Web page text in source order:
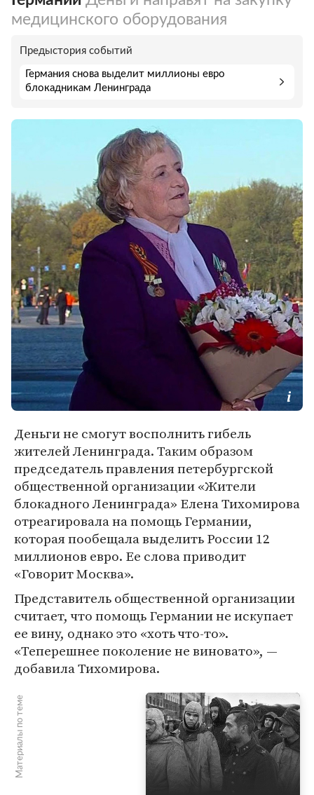
медицинского оборудования
Предыстория событий
Германия снова выделит миллионы евро
блокадникам Ленинграда
Деньги не смогут восполнить гибель
жителей Ленинграда. Таким образом
председатель правления петербургской
общественной организации «Жители
блокадного Ленинграда» Елена Тихомирова
отреагировала на помощь Германии,
которая пообещала выделить России 12
миллионов евро. Ее слова приводит
«Говорит Москва».
Представитель общественной организации
считает, что помощь Германии не искупает
ее вину, однако это «хоть что-то».
«Теперешнее поколение не виновато», —
добавила Тихомирова.
Материалы по теме